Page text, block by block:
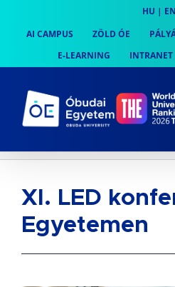
content
HU | EN
AI CAMPUS
ZÖLD ÓE
E-LEARNING
INTRANET
XI. LED
Egyetemen